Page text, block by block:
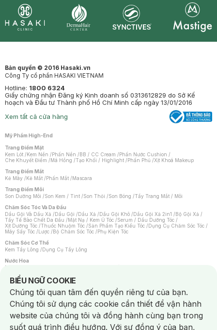
Bản quyền © 2016 Hasaki.vn
Công Ty cổ phần HASAKI VIETNAM
Hotline: 1800 6324
Giấy chứng nhận Đăng ký Kinh doanh số 0313612829 do Sở Kế
hoạch và Đầu tư Thành phố Hồ Chí Minh cấp ngày 13/01/2016
Xem tất cả cửa hàng
Mỹ Phẩm High-End
Trang Điểm Mặt
Kem Lót /Kem Nền /Phấn Nền /BB / CC Cream /Phấn Nước Cushion /
Che Khuyết Điểm /Má Hồng /Tạo Khối / Highlight /Phấn Phủ /Xịt Khoá Makeup
Trang Điểm Mắt
Kẻ Mày /Kẻ Mắt /Phấn Mắt /Mascara
Trang Điểm Môi
Son Dưỡng Môi /Son Kem / Tint /Son Thỏi /Son Bóng /Tẩy Trang Mắt / Môi
Chăm Sóc Tóc Và Da Đầu
Dầu Gội Và Dầu Xả /Dầu Gội /Dầu Xả /Dầu Gội Khô /Dầu Gội Xả 2in1 /Bộ Gội Xả /
Tẩy Tế Bào Chết Da Đầu /Mặt Nạ / Kem Ủ Tóc /Serum / Dầu Dưỡng Tóc /
Xịt Dưỡng Tóc /Thuốc Nhuộm Tóc /Sản Phẩm Tạo Kiểu Tóc /Dụng Cụ Chăm Sóc Tóc /
Máy Sấy Tóc /Lược /Bộ Chăm Sóc Tóc /Phụ Kiện Tóc
Chăm Sóc Cơ Thể
Kem Tẩy Lông /Dụng Cụ Tẩy Lông
Nước Hoa
Nước Hoa Nữ
Chăm Sóc Cá Nhân
Chống Muỗi /Khẩu Trang /Máy Massage/Mặt Nạ Xông Hơi /Nước Rửa Tay/
Sản Phẩm Chăm Sóc Khác /Bàn Chải Đánh Răng /Bàn Chải Điện/
Hỗ Trợ Trắng Răng/Kem Đánh Răng /Máy Tăm Nước/ Nước Súc Miệng/
Tăm / Chỉ Nha Khoa/ Xịt Thơm Miệng / Dung Dịch Vệ Sinh/Dưỡng Vùng Kín/
Khăn Ướt Vệ Sinh Vùng Kín/Băng Vệ Sinh/Tampon/Bọt Cạo Râu /Dao Cạo Râu/
Máy Cạo Râu
BIỂU NGỮ COOKIE
Notice about cookies usage
Chúng tôi quan tâm đến quyền riêng tư của bạn.
Chúng tôi sử dụng các cookie cần thiết để vận hành
website của chúng tôi và đồng hành cùng bạn trong
suốt quá trình điều hướng. Với sự đồng ý của bạn,